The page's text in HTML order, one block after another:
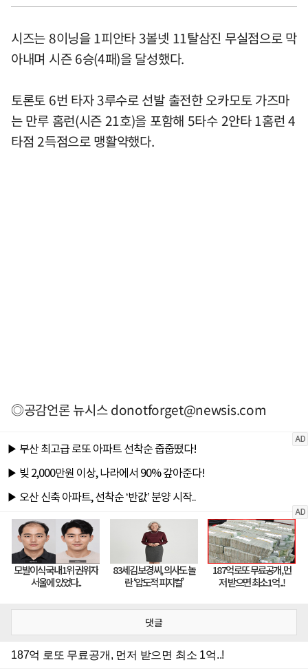
시즈는 8이닝을 1피안타 3볼넷 11탈삼진 무실점으로 막
아내며 시즌 6승(4패)을 달성했다.
토론토 6번 타자 3루수로 선발 출전한 오카모토 가즈마
는 만루 홈런(시즌 21호)을 포함해 5타수 2안타 1홈런 4
타점 2득점으로 맹활약했다.
◎공감언론 뉴시스donotforget@newsis.com
댓글